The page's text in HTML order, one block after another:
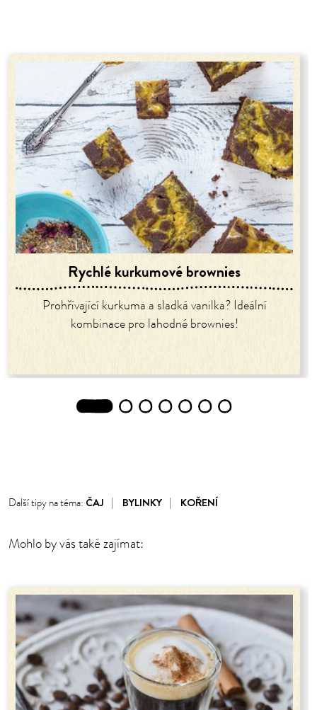
Rychlé kurkumové brownies
Prohřívající kurkuma a sladká vanilka? Ideální
kombinace pro lahodné brownies!
2 3 4 5 6 7
Další tipy na téma: ČAJ BYLINKY KOŘENÍ
Mohlo by vás také zajímat: